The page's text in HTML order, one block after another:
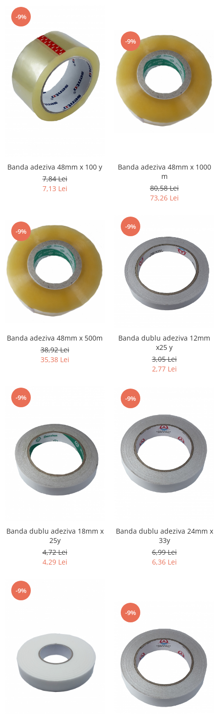
-9%
Banda adeziva 48mm x 100 y
7,84 Lei
7,13 Lei
-9%
Banda adeziva 48mm x 1000
m
80,58 Lei
73,26 Lei
-9%
Banda adeziva 48mm x 500m
38,92 Lei
35,38 Lei
-9%
Banda dublu adeziva 12mm
x25 y
3,05 Lei
2,77 Lei
-9%
Banda dublu adeziva 18mm x
25y
4,72 Lei
4,29 Lei
-9%
Banda dublu adeziva 24mm x
33y
6,99 Lei
6,36 Lei
-9%
-9%